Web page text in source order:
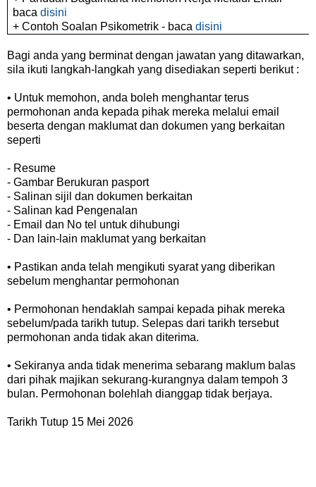
bacadisini
+ Contoh Soalan Psikometrik - bacadisini
Bagi anda yang berminat dengan jawatan yang ditawarkan,
sila ikuti langkah-langkah yang disediakan seperti berikut :
• Untuk memohon, anda boleh menghantar terus
permohonan anda kepada pihak mereka melalui email
beserta dengan maklumat dan dokumen yang berkaitan
seperti
- Resume
- Gambar Berukuran pasport
- Salinan sijil dan dokumen berkaitan
- Salinan kad Pengenalan
- Email dan No tel untuk dihubungi
- Dan lain-lain maklumat yang berkaitan
• Pastikan anda telah mengikuti syarat yang diberikan
sebelum menghantar permohonan
• Permohonan hendaklah sampai kepada pihak mereka
sebelum/pada tarikh tutup. Selepas dari tarikh tersebut
permohonan anda tidak akan diterima.
• Sekiranya anda tidak menerima sebarang maklum balas
dari pihak majikan sekurang-kurangnya dalam tempoh 3
bulan. Permohonan bolehlah dianggap tidak berjaya.
Tarikh Tutup 15 Mei 2026